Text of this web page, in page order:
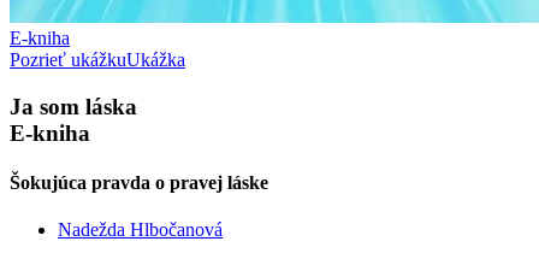
E-kniha
Pozrieť ukážkuUkážka
Ja som láska
E-kniha
Šokujúca pravda o pravej láske
Nadežda Hlbočanová